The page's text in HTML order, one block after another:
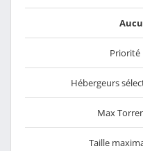
Priorité
Hébergeurs
Max
Taille